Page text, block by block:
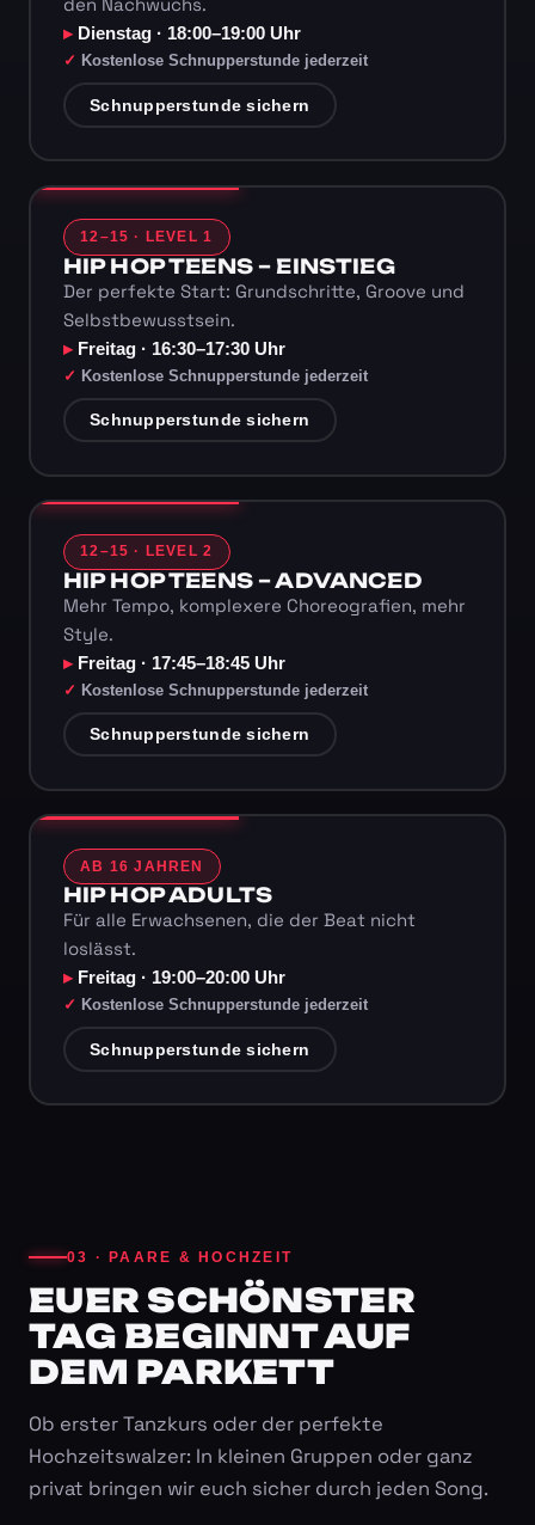
den Nachwuchs.
Dienstag · 18:00–19:00 Uhr
Kostenlose Schnupperstunde jederzeit
Schnupperstunde sichern
12–15 · LEVEL 1
HIP HOP TEENS – EINSTIEG
Der perfekte Start: Grundschritte, Groove und
Selbstbewusstsein.
Freitag · 16:30–17:30 Uhr
Kostenlose Schnupperstunde jederzeit
Schnupperstunde sichern
12–15 · LEVEL 2
HIP HOP TEENS – ADVANCED
Mehr Tempo, komplexere Choreografien, mehr
Style.
Freitag · 17:45–18:45 Uhr
Kostenlose Schnupperstunde jederzeit
Schnupperstunde sichern
AB 16 JAHREN
HIP HOP ADULTS
Für alle Erwachsenen, die der Beat nicht
loslässt.
Freitag · 19:00–20:00 Uhr
Kostenlose Schnupperstunde jederzeit
Schnupperstunde sichern
03 · PAARE & HOCHZEIT
EUER SCHÖNSTER
TAG BEGINNT AUF
DEM PARKETT
Ob erster Tanzkurs oder der perfekte
Hochzeitswalzer: In kleinen Gruppen oder ganz
privat bringen wir euch sicher durch jeden Song.